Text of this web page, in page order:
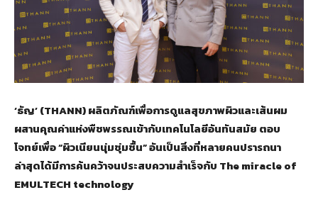
‘ธัญ’ (THANN) ผลิตภัณฑ์เพื่อการดูแลสุขภาพผิวและเส้นผม
ผสานคุณค่าแห่งพืชพรรณเข้ากับเทคโนโลยีอันทันสมัย ตอบ
โจทย์เพื่อ “ผิวเนียนนุ่มชุ่มชื้น” อันเป็นสิ่งที่หลายคนปรารถนา
ล่าสุดได้มีการค้นคว้าจนประสบความสำเร็จกับ The miracle of
EMULTECH technology